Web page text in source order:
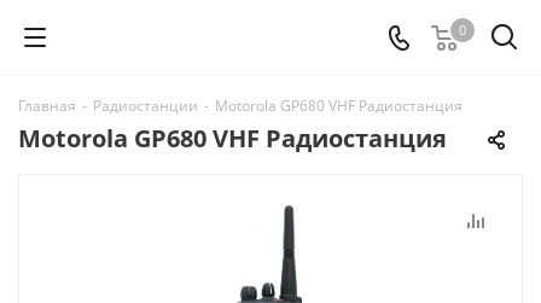
0
Главная - Радиостанции - Motorola GP680 VHF Радиостанция
Motorola GP680 VHF Радиостанция